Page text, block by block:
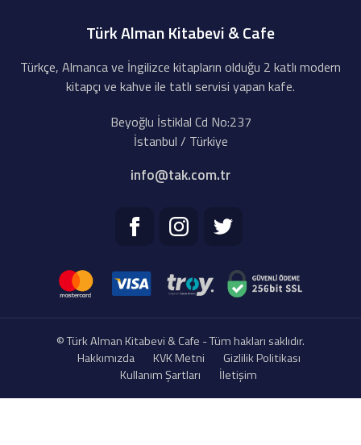
Türk Alman Kitabevi & Cafe
Türkçe, Almanca ve İngilizce kitapların olduğu 2 katlı modern
kitapçı ve kahve ile tatlı servisi yapan kafe.
Beyoğlu İstiklal Cd No:237
İstanbul / Türkiye
info@tak.com.tr
© Türk Alman Kitabevi & Cafe - Tüm hakları saklıdır.
Hakkımızda
KVK Metni
Gizlilik Politikası
Kullanım Şartları
İletişim